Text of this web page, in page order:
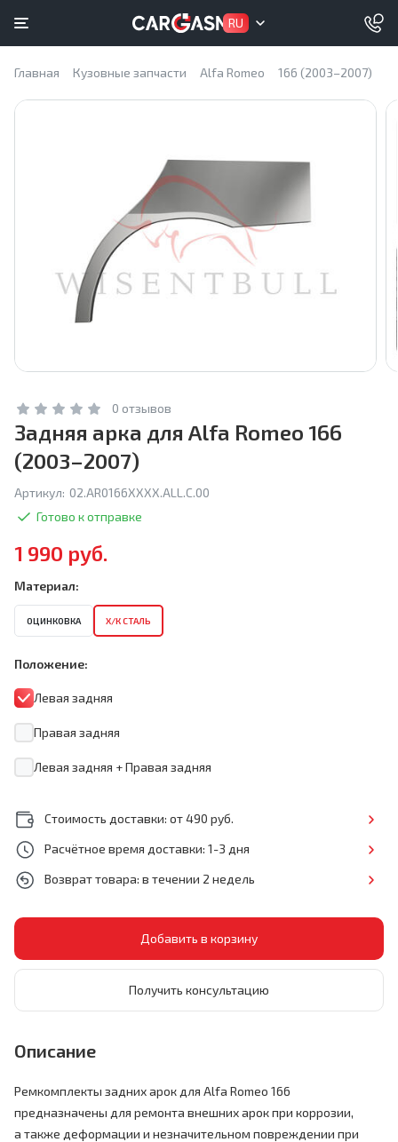
RU
Главная Кузовные запчасти Alfa Romeo 166 (2003–2007)
0 отзывов
Задняя арка для Alfa Romeo 166
(2003–2007)
Артикул: 02.AR0166XXXX.ALL.C.00
Готово к отправке
1 990 руб.
Материал:
ОЦИНКОВКА Х/К СТАЛЬ
Положение:
Левая задняя
Правая задняя
Левая задняя + Правая задняя
Стоимость доставки: от 490 руб.
Расчётное время доставки: 1-3 дня
Возврат товара: в течении 2 недель
Получить консультацию
Описание
Ремкомплекты задних арок для Alfa Romeo 166
предназначены для ремонта внешних арок при коррозии,
а также деформации и незначительном повреждении при